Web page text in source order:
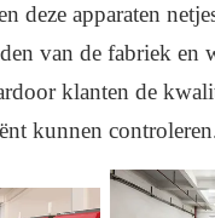
deze apparaten
van de fabriek en
klanten de
kunnen